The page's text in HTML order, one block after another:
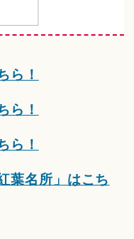
ら！
ら！
ら！
葉名所」はこち